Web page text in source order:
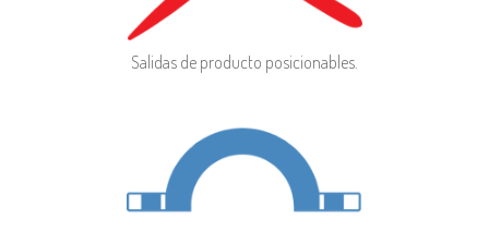
Salidas de producto posicionables.